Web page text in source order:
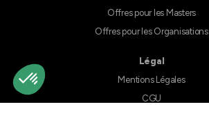
Offres pour les Masters
Offres pour les Organisations
Légal
Mentions Légales
CGU